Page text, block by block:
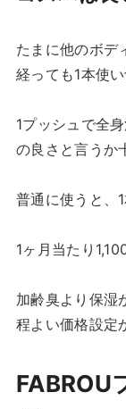
たまに他のボデ
経っても1本使
1プッシュで全
の良さと言うか
普通に使うと、
1ヶ月当たり
加齢臭より保湿
程よい価格設定
FABROU